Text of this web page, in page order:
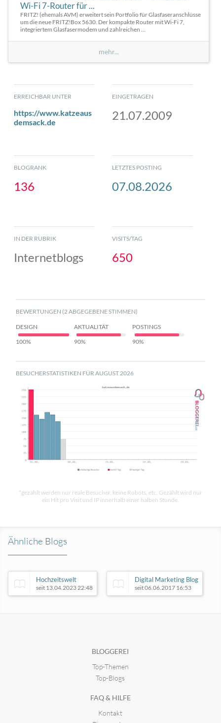
Wi-Fi 7-Router für ...
FRITZ! (ehemals AVM) erweitert sein Portfolio für Glasfaseranschlüsse
um die neue FRITZ!Box 5630. Der kompakte Router mit Wi-Fi 7,
integriertem Glasfasermodem und zahlreichen ...
mehr...
ERREICHBAR UNTER
https://www.katzeaus
demsack.de
EINGETRAGEN
21.07.2009
BLOGRANK
136
LETZTES POSTING
07.08.2026
IN DER RUBRIK
Internetblogs
VISITS/TAG
650
BEWERTUNGEN (2 ABGEGEBENE STIMMEN)
DESIGN
100%
AKTUALITÄT
90%
POSTINGS
90%
BESUCHERSTATISTIKEN FÜR AUGUST 2026
*gezählt werden nur reale Besucher, keine Robots, etc. Gezählt wird nur
ein Hit pro Visit und IP innerhalb einer halben Stunde.
Ähnliche Blogs
Hochzeitswelt
seit 13.04.2023 22:48
Digital Marketing Blog
seit 06.06.2017 16:53
BLOGGEREI
Top-Themen
Top-Blogs
FAQ & HILFE
Kontakt